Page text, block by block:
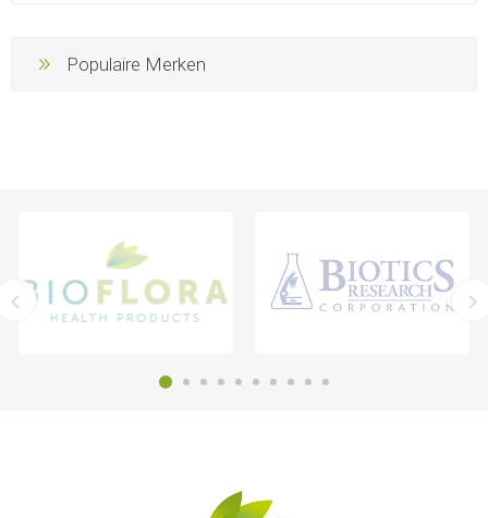
Populaire Merken